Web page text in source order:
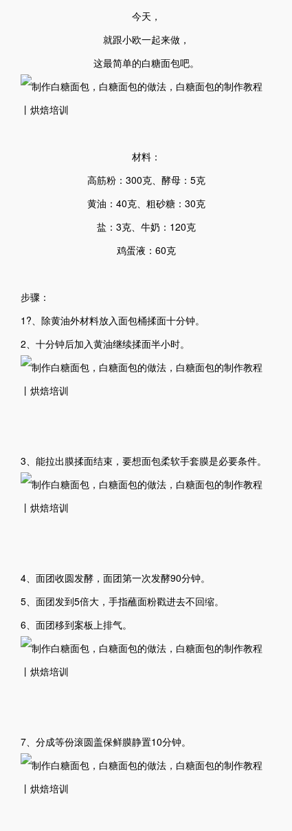
今天，
就跟小欧一起来做，
这最简单的白糖面包吧。
材料：
高筋粉：300克、酵母：5克
黄油：40克、粗砂糖：30克
盐：3克、牛奶：120克
鸡蛋液：60克
步骤：
1?、除黄油外材料放入面包桶揉面十分钟。
2、十分钟后加入黄油继续揉面半小时。
3、能拉出膜揉面结束，要想面包柔软手套膜是必要条件。
4、面团收圆发酵，面团第一次发酵90分钟。
5、面团发到5倍大，手指蘸面粉戳进去不回缩。
6、面团移到案板上排气。
7、分成等份滚圆盖保鲜膜静置10分钟。